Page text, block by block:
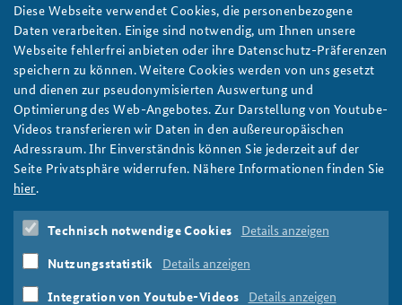
bundesweiten Resilienzbildung einnehmen.
Eine Registrierung zur Teilnahme an dem Side Event istonline
bei Strategy&möglich.
Wirtschaft Unternehmen
Resilienz
Handlungsfähigkeit
Gemeinwesen
hybride Angriffe
Kritische Infrastruktur
KRITIS
Zivile Verteidigung
Spionage
Sabotage Desinformation
Lieferketten
Krisenreaktion
Notfallpläne Übungen
Strategy&
Kooperation
Münchner Sicherheitskonferenz
Diese Webseite verwendet Cookies, die personenbezogene
Daten verarbeiten. Einige sind notwendig, um Ihnen unsere
Webseite fehlerfrei anbieten oder ihre Datenschutz-Präferenzen
speichern zu können. Weitere Cookies werden von uns gesetzt
und dienen zur pseudonymisierten Auswertung und
Optimierung des Web-Angebotes. Zur Darstellung von Youtube-
Videos transferieren wir Daten in den außereuropäischen
Adressraum. Ihr Einverständnis können Sie jederzeit auf der
Seite Privatsphäre widerrufen. Nähere Informationen finden Sie
hier.
Technisch notwendige Cookies Details anzeigen
Nutzungsstatistik Details anzeigen
Integration von Youtube-Videos Details anzeigen